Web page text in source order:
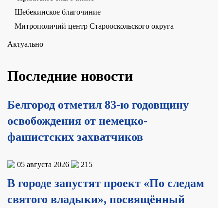
Шебекинское благочиние
Митрополичий центр Старооскольского округа
Актуально
Последние новости
Белгород отметил 83-ю годовщину
освобождения от немецко-
фашистских захватчиков
05 августа 2026 215
В городе запустят проект «По следам
святого владыки», посвящённый